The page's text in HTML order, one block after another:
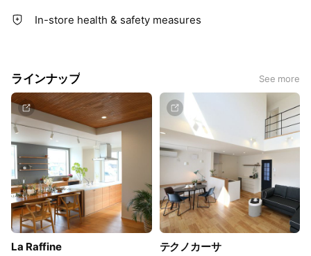
In-store health & safety measures
ラインナップ See more
La Raffine テクノカーサ